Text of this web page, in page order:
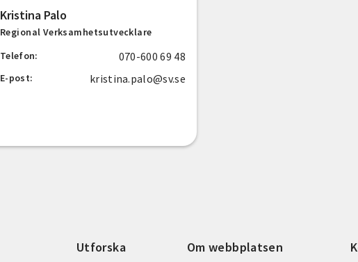
Kristina Palo
Regional Verksamhetsutvecklare
Telefon:
070-600 69 48
E-post: kristina.palo@sv.se
Utforska Om webbplatsen